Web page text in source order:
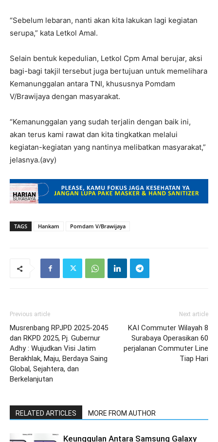
“Sebelum lebaran, nanti akan kita lakukan lagi kegiatan
serupa,” kata Letkol Amal.
Selain bentuk kepedulian, Letkol Cpm Amal berujar, aksi
bagi-bagi takjil tersebut juga bertujuan untuk memelihara
Kemanunggalan antara TNI, khususnya Pomdam
V/Brawijaya dengan masyarakat.
“Kemanunggalan yang sudah terjalin dengan baik ini,
akan terus kami rawat dan kita tingkatkan melalui
kegiatan-kegiatan yang nantinya melibatkan masyarakat,”
jelasnya.(avy)
TAGS Hankam Pomdam V/Brawijaya
Previous article
Musrenbang RPJPD 2025-2045
dan RKPD 2025, Pj. Gubernur
Adhy : Wujudkan Visi Jatim
Berakhlak, Maju, Berdaya Saing
Global, Sejahtera, dan
Berkelanjutan
Next article
KAI Commuter Wilayah 8
Surabaya Operasikan 60
perjalanan Commuter Line
Tiap Hari
RELATED ARTICLES MORE FROM AUTHOR
Keunggulan Antara Samsung Galaxy